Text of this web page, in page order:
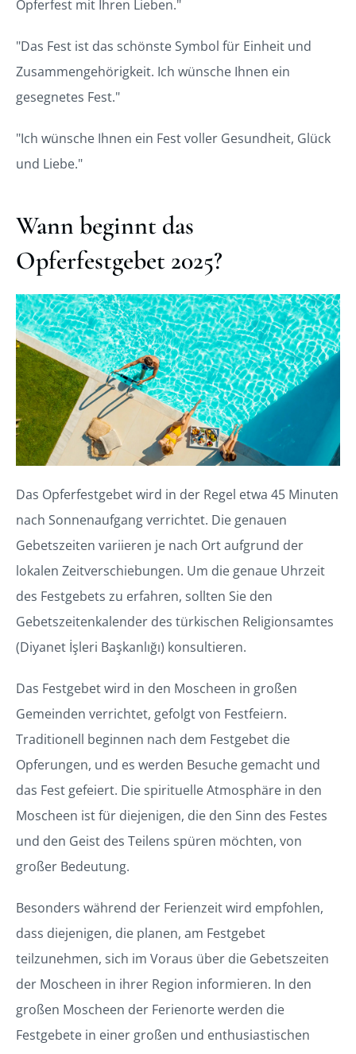
Opferfest mit Ihren Lieben."
"Das Fest ist das schönste Symbol für Einheit und
Zusammengehörigkeit. Ich wünsche Ihnen ein
gesegnetes Fest."
"Ich wünsche Ihnen ein Fest voller Gesundheit, Glück
und Liebe."
Wann beginnt das
Opferfestgebet 2025?
Das Opferfestgebet wird in der Regel etwa 45 Minuten
nach Sonnenaufgang verrichtet. Die genauen
Gebetszeiten variieren je nach Ort aufgrund der
lokalen Zeitverschiebungen. Um die genaue Uhrzeit
des Festgebets zu erfahren, sollten Sie den
Gebetszeitenkalender des türkischen Religionsamtes
(Diyanet İşleri Başkanlığı) konsultieren.
Das Festgebet wird in den Moscheen in großen
Gemeinden verrichtet, gefolgt von Festfeiern.
Traditionell beginnen nach dem Festgebet die
Opferungen, und es werden Besuche gemacht und
das Fest gefeiert. Die spirituelle Atmosphäre in den
Moscheen ist für diejenigen, die den Sinn des Festes
und den Geist des Teilens spüren möchten, von
großer Bedeutung.
Besonders während der Ferienzeit wird empfohlen,
dass diejenigen, die planen, am Festgebet
teilzunehmen, sich im Voraus über die Gebetszeiten
der Moscheen in ihrer Region informieren. In den
großen Moscheen der Ferienorte werden die
Festgebete in einer großen und enthusiastischen